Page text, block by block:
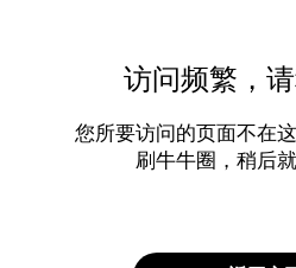
访问频繁，
您所要访问的页面不在
刷牛牛圈，稍后